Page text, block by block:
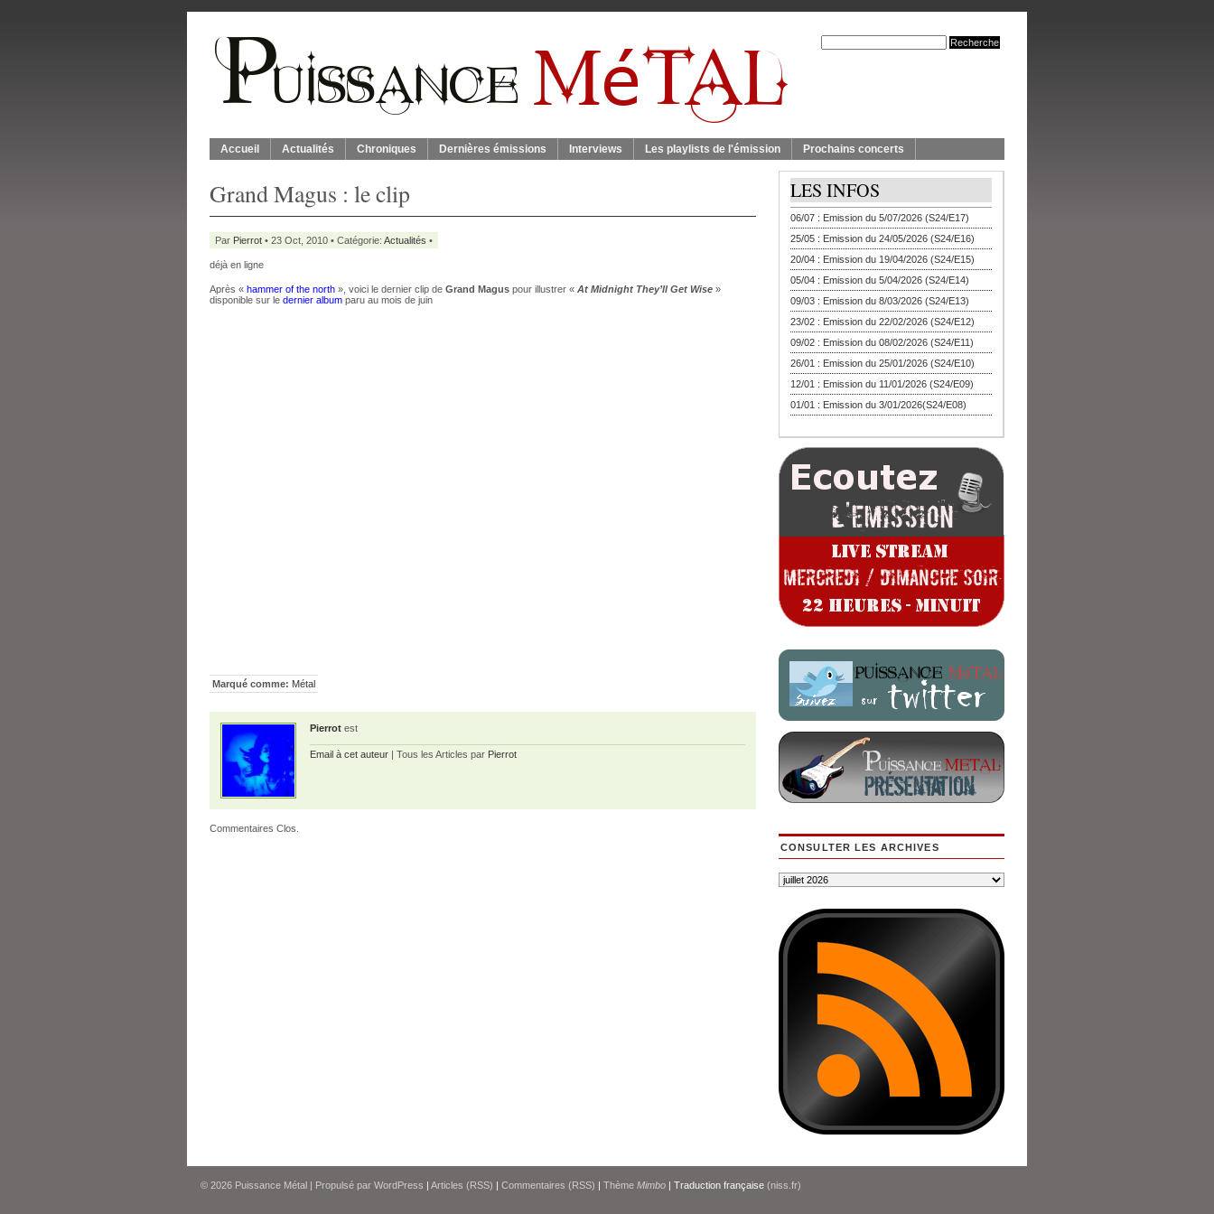
Accueil Actualités Chroniques Dernières émissions Interviews Les playlists de l'émission Prochains concerts
Grand Magus : le clip
Par Pierrot • 23 Oct, 2010 • Catégorie: Actualités •
déjà en ligne
Après « hammer of the north », voici le dernier clip de Grand Magus pour illustrer « At Midnight They’ll Get Wise »
disponible sur le dernier album paru au mois de juin
Marqué comme: Métal
Pierrot est
Email à cet auteur | Tous les Articles par Pierrot
Commentaires Clos.
LES INFOS
06/07 : Emission du 5/07/2026 (S24/E17)
25/05 : Emission du 24/05/2026 (S24/E16)
20/04 : Emission du 19/04/2026 (S24/E15)
05/04 : Emission du 5/04/2026 (S24/E14)
09/03 : Emission du 8/03/2026 (S24/E13)
23/02 : Emission du 22/02/2026 (S24/E12)
09/02 : Emission du 08/02/2026 (S24/E11)
26/01 : Emission du 25/01/2026 (S24/E10)
12/01 : Emission du 11/01/2026 (S24/E09)
01/01 : Emission du 3/01/2026(S24/E08)
CONSULTER LES ARCHIVES
© 2026 Puissance Métal | Propulsé par WordPress | Articles (RSS) | Commentaires (RSS) | Thème Mimbo | Traduction française (niss.fr)